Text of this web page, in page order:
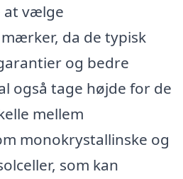
at vælge
da de typisk
og bedre
også tage højde for de
mellem
monokrystallinske og
som kan